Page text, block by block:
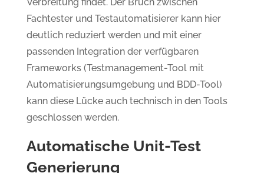
Fachtester und Testautomatisierer kann hier
deutlich reduziert werden und mit einer
passenden Integration der verfügbaren
Frameworks (Testmanagement-Tool mit
Automatisierungsumgebung und BDD-Tool)
kann diese Lücke auch technisch in den Tools
geschlossen werden.
Automatische Unit-Test
Generierung